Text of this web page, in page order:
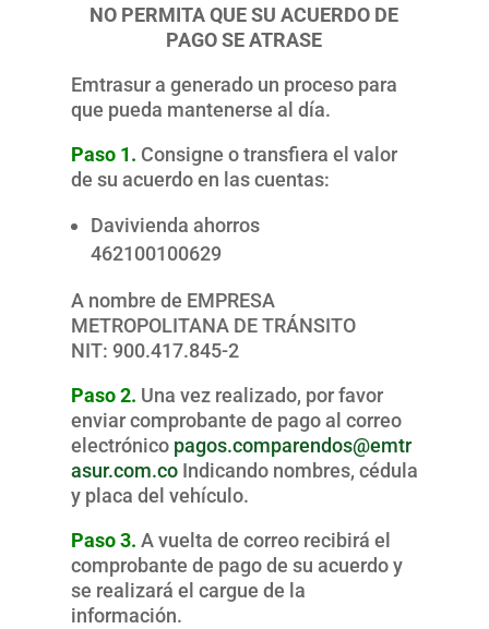
NO PERMITA QUE SU ACUERDO DE
PAGO SE ATRASE
Emtrasur a generado un proceso para
que pueda mantenerse al día.
Paso 1. Consigne o transfiera el valor
de su acuerdo en las cuentas:
Davivienda ahorros
462100100629
A nombre de EMPRESA
METROPOLITANA DE TRÁNSITO
NIT: 900.417.845-2
Paso 2. Una vez realizado, por favor
enviar comprobante de pago al correo
electrónico pagos.comparendos@emtr
asur.com.coIndicando nombres, cédula
y placa del vehículo.
Paso 3. A vuelta de correo recibirá el
comprobante de pago de su acuerdo y
se realizará el cargue de la
información.